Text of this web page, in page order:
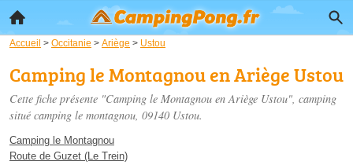
Accueil > Occitanie > Ariège > Ustou
Camping le Montagnou en Ariège Ustou
Cette fiche présente "Camping le Montagnou en Ariège Ustou", camping
situé camping le montagnou, 09140 Ustou.
Camping le Montagnou
Route de Guzet (Le Trein)